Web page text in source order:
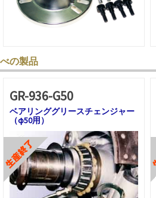
べの製品
GR-936-G50
ベアリンググリースチェンジャー
（φ50用）